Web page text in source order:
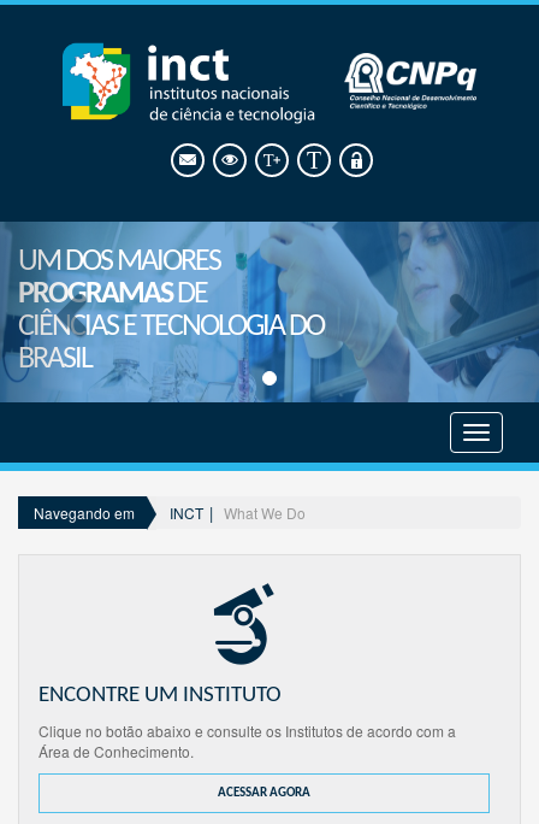
UM DOS MAIORES
PROGRAMASDE
CIÊNCIAS E TECNOLOGIA DO
BRASIL
menu
Navegando em INCT What We Do
ENCONTRE UM INSTITUTO
Clique no botão abaixo e consulte os Institutos de acordo com a
Área de Conhecimento.
ACESSAR AGORA